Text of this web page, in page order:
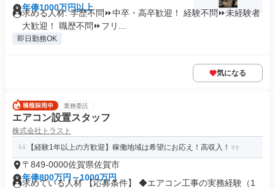
年俸1000万円以上
求める人材: 学歴不問⏩中卒・高卒歓迎！ 経験不問⏩未経験者
大歓迎！ 職歴不問⏩フリ...
即日勤務OK
気になる
業務委託
エアコン設置スタッフ
株式会社トラスト
【経験1年以上の方歓迎】稼働地域は希望にお応え！高収入！
〒849-0000佐賀県佐賀市
年俸800万円～1000万円
求めている人材 【応募条件】 ◆エアコン工事の実務経験（1